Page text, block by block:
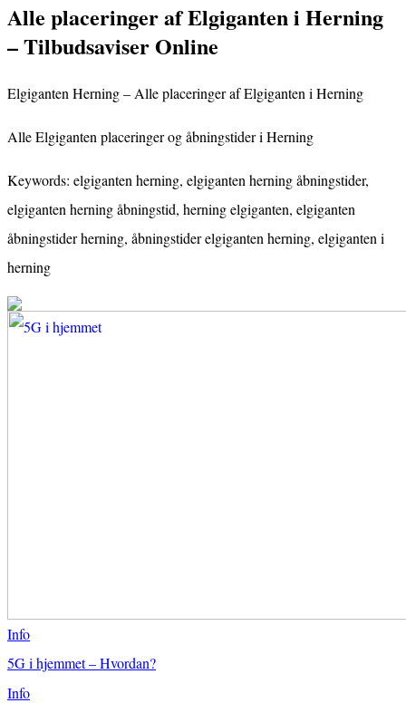
Alle placeringer af Elgiganten i Herning
– Tilbudsaviser Online
Elgiganten Herning – Alle placeringer af Elgiganten i Herning
Alle Elgiganten placeringer og åbningstider i Herning
Keywords: elgiganten herning, elgiganten herning åbningstider,
elgiganten herning åbningstid, herning elgiganten, elgiganten
åbningstider herning, åbningstider elgiganten herning, elgiganten i
herning
Info
5G i hjemmet – Hvordan?
Info